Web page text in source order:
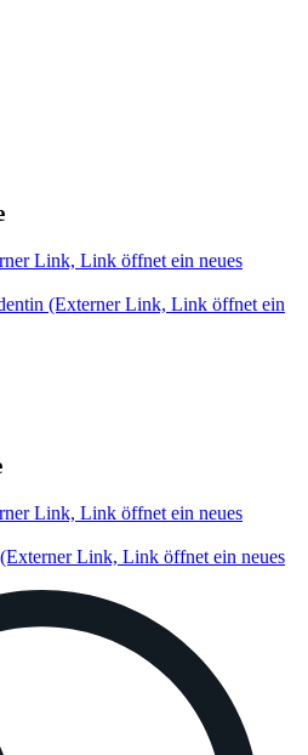
Link, Link öffnet ein neues
(Externer Link, Link öffnet ein
Link, Link öffnet ein neues
(Externer Link, Link öffnet ein neues